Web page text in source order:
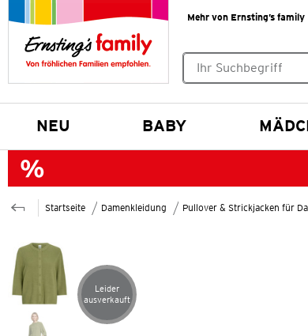
Mehr von Ernsting’s family
NEU BABY
Startseite Damenkleidung Pullover & Strickjacken für
Artikel leider ausverkauft
Leider
ausverkauft